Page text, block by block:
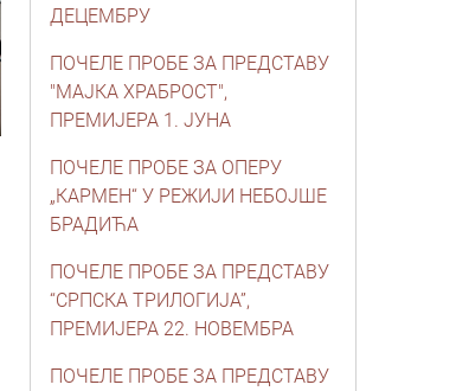
ДЕЦЕМБРУ
ПОЧЕЛЕ ПРОБЕ ЗА ПРЕДСТАВУ
"МАЈКА ХРАБРОСТ",
ПРЕМИЈЕРА 1. ЈУНА
ПОЧЕЛЕ ПРОБЕ ЗА ОПЕРУ
„КАРМЕН“ У РЕЖИЈИ НЕБОЈШЕ
БРАДИЋА
ПОЧЕЛЕ ПРОБЕ ЗА ПРЕДСТАВУ
“СРПСКА ТРИЛОГИЈА”,
ПРЕМИЈЕРА 22. НОВЕМБРА
ПОЧЕЛЕ ПРОБЕ ЗА ПРЕДСТАВУ